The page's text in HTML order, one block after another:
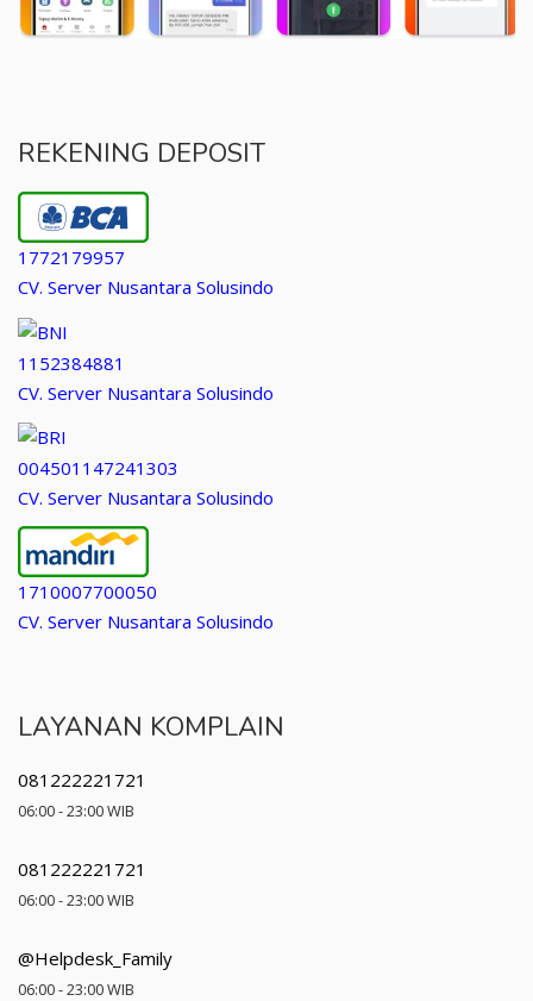
REKENING DEPOSIT
1772179957
CV. Server Nusantara Solusindo
1152384881
CV. Server Nusantara Solusindo
004501147241303
CV. Server Nusantara Solusindo
1710007700050
CV. Server Nusantara Solusindo
LAYANAN KOMPLAIN
081222221721
06:00 - 23:00 WIB
081222221721
06:00 - 23:00 WIB
@Helpdesk_Family
06:00 - 23:00 WIB